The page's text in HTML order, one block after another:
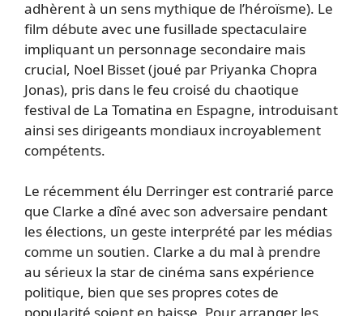
adhèrent à un sens mythique de l’héroïsme). Le
film débute avec une fusillade spectaculaire
impliquant un personnage secondaire mais
crucial, Noel Bisset (joué par Priyanka Chopra
Jonas), pris dans le feu croisé du chaotique
festival de La Tomatina en Espagne, introduisant
ainsi ses dirigeants mondiaux incroyablement
compétents.
Le récemment élu Derringer est contrarié parce
que Clarke a dîné avec son adversaire pendant
les élections, un geste interprété par les médias
comme un soutien. Clarke a du mal à prendre
au sérieux la star de cinéma sans expérience
politique, bien que ses propres cotes de